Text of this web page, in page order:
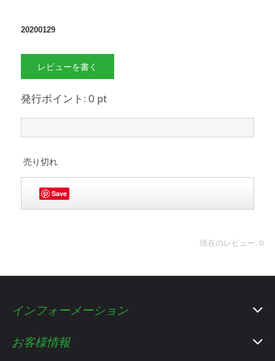
20200129
レビューを書く
発行ポイント: 0 pt
売り切れ
Save
現在のレビュー: 0
インフォーメーション
お客様情報